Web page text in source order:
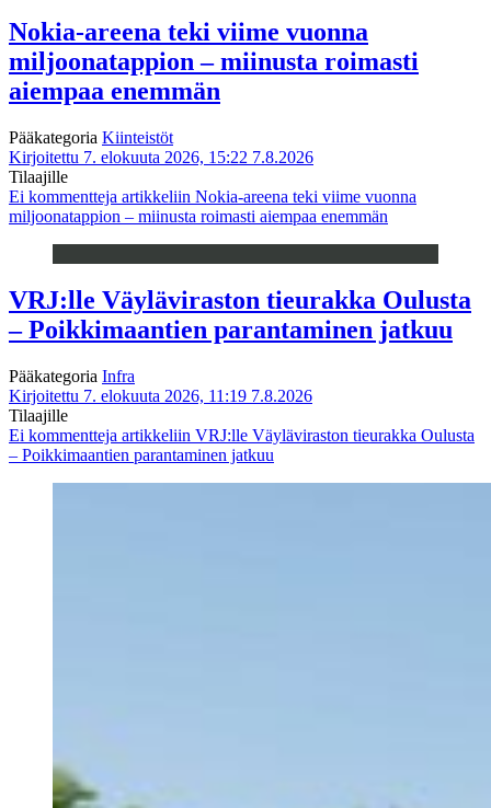
Nokia-areena teki viime vuonna
miljoonatappion – miinusta roimasti
aiempaa enemmän
Pääkategoria Kiinteistöt
Kirjoitettu 7. elokuuta 2026, 15:22 7.8.2026
Tilaajille
Ei kommentteja artikkeliin Nokia-areena teki viime vuonna
miljoonatappion – miinusta roimasti aiempaa enemmän
VRJ:lle Väyläviraston tieurakka Oulusta
– Poikkimaantien parantaminen jatkuu
Pääkategoria Infra
Kirjoitettu 7. elokuuta 2026, 11:19 7.8.2026
Tilaajille
Ei kommentteja artikkeliin VRJ:lle Väyläviraston tieurakka Oulusta
– Poikkimaantien parantaminen jatkuu